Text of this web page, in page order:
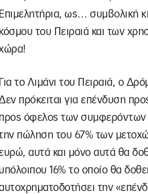
Επιμελητήρια, ως… συμβολική
κόσμου του Πειραιά και των
Για το Λιμάνι του Πειραιά, ο
πρόκειται για επένδυση
προς όφελος των συμφερόντων
πώληση του 67% των
αυτά και μόνο αυτά θα
16% το οποίο θα
την